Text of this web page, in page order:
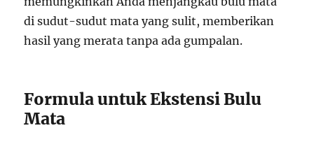
di sudut-sudut mata yang sulit, memberikan
hasil yang merata tanpa ada gumpalan.
Formula untuk Ekstensi Bulu
Mata